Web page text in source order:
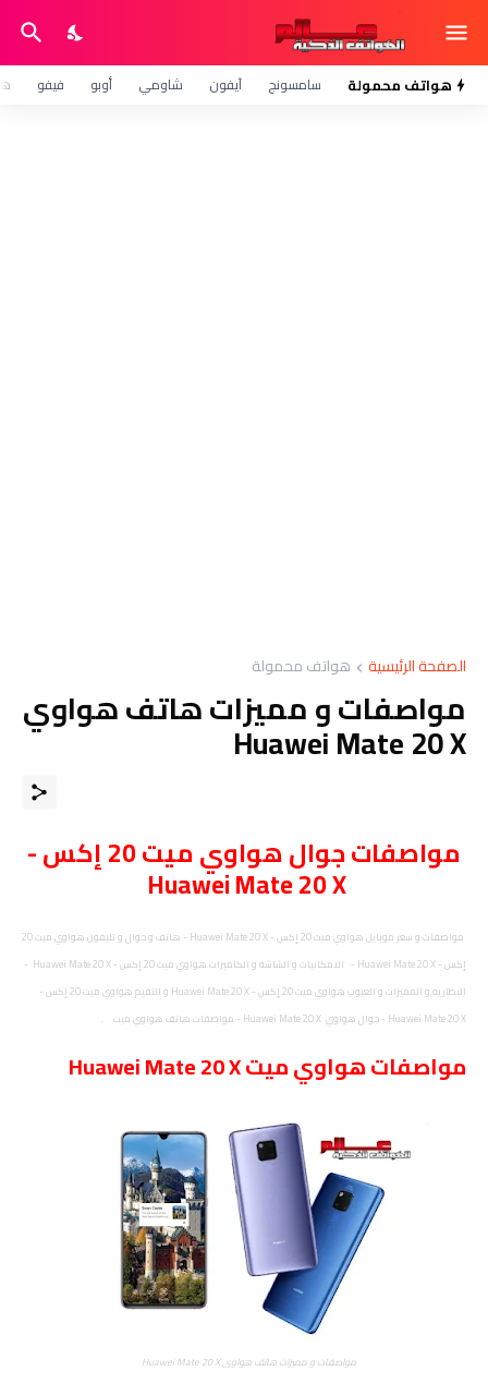
هواتف محمولة سامسونج آيفون شاومي أوبو فيفو
الصفحة الرئيسية هواتف محمولة
مواصفات و مميزات هاتف هواوي
Huawei Mate 20 X
مواصفاتجوال هواوي ميت 20 إكس -
Huawei Mate 20 X
مواصفات و سعر موبايل هواوي ميت 20 إكس - Huawei Mate 20 X - هاتف و جوال و تليفون هواوي ميت 20
إكس - Huawei Mate 20 X - الامكانيات و الشاشه و الكاميرات هواوي ميت 20 إكس - Huawei Mate 20 X -
البطاريه و المميزات و العيوب هواوي ميت 20 إكس - Huawei Mate 20 X و التقيم هواوي ميت 20 إكس -
Huawei Mate 20 X - جوال هواوي Huawei Mate 20 X - مواصفات هاتف هواوي ميت .
مواصفاتهواوي ميت Huawei Mate 20 X
مواصفات و مميزات هاتف هواوي Huawei Mate 20 X